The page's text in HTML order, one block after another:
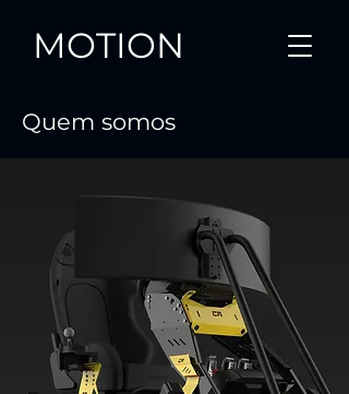
MOTION
Quem somos